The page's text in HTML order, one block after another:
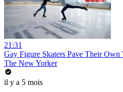
21:31
Gay Figure Skaters Pave Their Own
The New Yorker
il y a 5 mois